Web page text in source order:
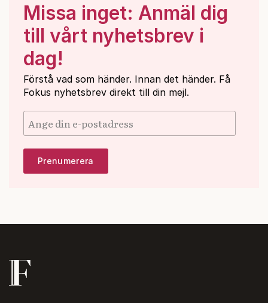
Missa inget: Anmäl dig
till vårt nyhetsbrev i
dag!
Förstå vad som händer. Innan det händer. Få
Fokus nyhetsbrev direkt till din mejl.